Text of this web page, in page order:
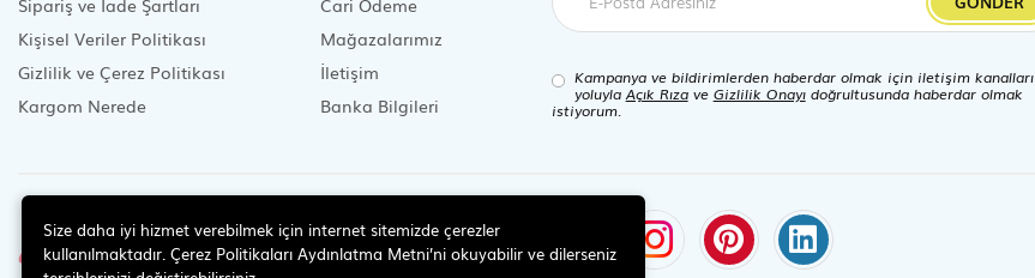
Sipariş ve İade Şartları
Kişisel Veriler Politikası
Gizlilik ve Çerez Politikası
Kargom Nerede
Cari Ödeme
Mağazalarımız
İletişim
Banka Bilgileri
Kampanya ve bildirimlerden haberdar olmak için iletişim kanalları
yoluylaAçık Rızave Gizlilik Onayıdoğrultusunda haberdar olmak
istiyorum.
İLETİŞİM
0 (224) 452 9 666
Size daha iyi hizmet verebilmek için internet sitemizde çerezler
kullanılmaktadır. Çerez Politikaları Aydınlatma Metni’ni okuyabilir ve dilerseniz